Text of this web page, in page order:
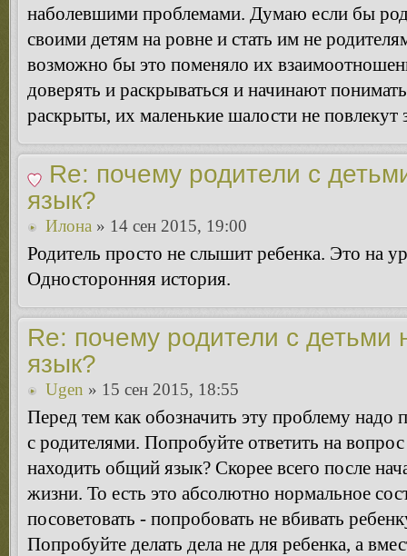
наболевшими проблемами. Думаю если бы
своими детям на ровне и стать им не
возможно бы это поменяло их
доверять и раскрываться и начинают
раскрыты, их маленькие шалости не повлекут
Re: почему родители с
язык?
Илона » 14 сен 2015, 19:00
Родитель просто не слышит ребенка. Это на
Односторонняя история.
Re: почему родители с детьми
язык?
Ugen » 15 сен 2015, 18:55
Перед тем как обозначить эту проблему надо
с родителями. Попробуйте ответить на
находить общий язык? Скорее всего после
жизни. То есть это абсолютно нормальное
посоветовать - попробовать не вбивать
Попробуйте делать дела не для ребенка, а